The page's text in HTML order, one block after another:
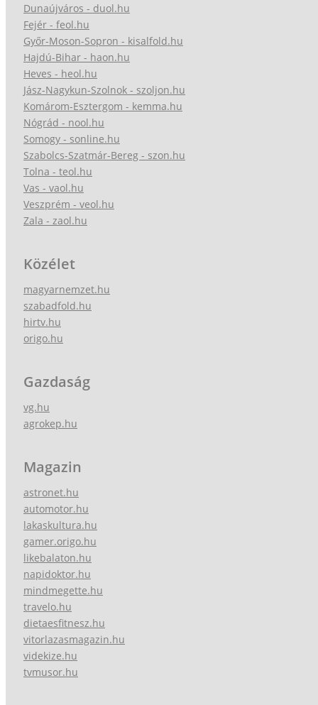
Dunaújváros - duol.hu
Fejér - feol.hu
Győr-Moson-Sopron - kisalfold.hu
Hajdú-Bihar - haon.hu
Heves - heol.hu
Jász-Nagykun-Szolnok - szoljon.hu
Komárom-Esztergom - kemma.hu
Nógrád - nool.hu
Somogy - sonline.hu
Szabolcs-Szatmár-Bereg - szon.hu
Tolna - teol.hu
Vas - vaol.hu
Veszprém - veol.hu
Zala - zaol.hu
Közélet
magyarnemzet.hu
szabadfold.hu
hirtv.hu
origo.hu
Gazdaság
vg.hu
agrokep.hu
Magazin
astronet.hu
automotor.hu
lakaskultura.hu
gamer.origo.hu
likebalaton.hu
napidoktor.hu
mindmegette.hu
travelo.hu
dietaesfitnesz.hu
vitorlazasmagazin.hu
videkize.hu
tvmusor.hu